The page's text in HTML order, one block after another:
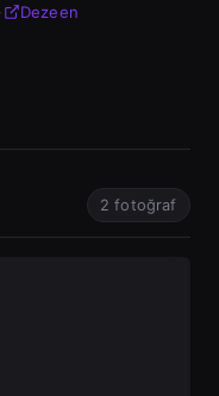
Dezeen
2 fotoğraf